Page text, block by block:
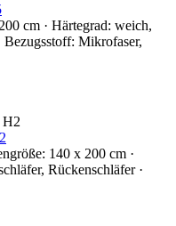
cm · Härtegrad: weich,
Bezugsstoff: Mikrofaser,
140 x 200 cm ·
Rückenschläfer ·